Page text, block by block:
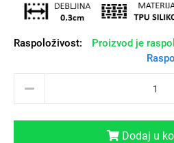
Raspoloživost:
Proizvod je
Dodaj u
Svemirska kolekcija